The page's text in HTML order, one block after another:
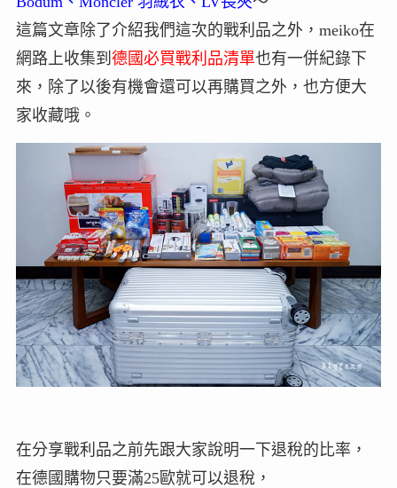
這篇文章除了介紹我們這次的戰利品之外，meiko在
網路上收集到 德國必買戰利品清單也有一併紀錄下
來，除了以後有機會還可以再購買之外，也方便大
家收藏哦。
在分享戰利品之前先跟大家說明一下退稅的比率，
在德國購物只要滿25歐就可以退稅，